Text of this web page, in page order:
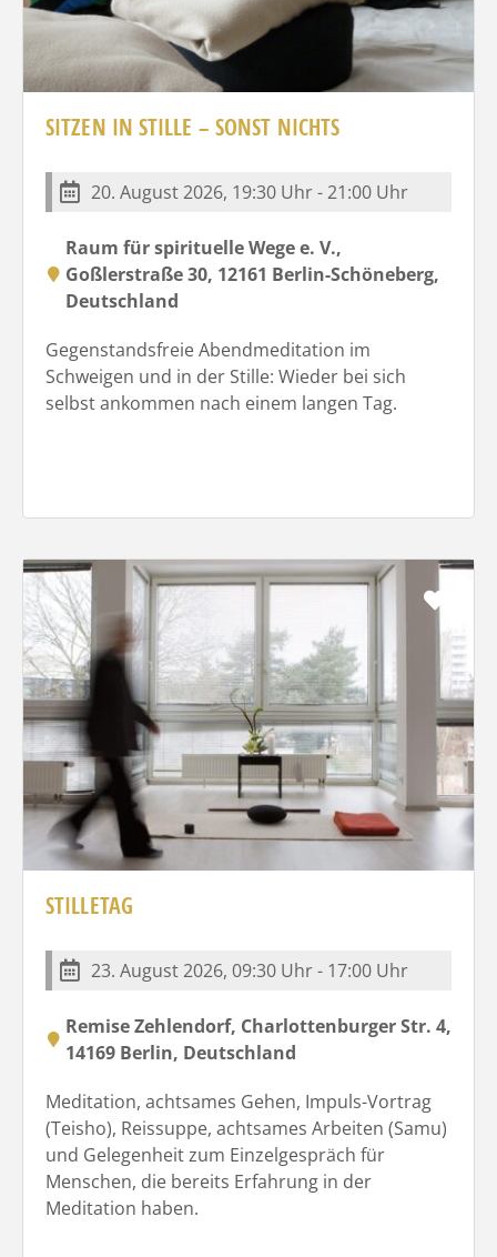
SITZEN IN STILLE – SONST NICHTS
20. August 2026, 19:30 Uhr - 21:00 Uhr
Raum für spirituelle Wege e. V.,
Goßlerstraße 30, 12161 Berlin-Schöneberg,
Deutschland
Gegenstandsfreie Abendmeditation im
Schweigen und in der Stille: Wieder bei sich
selbst ankommen nach einem langen Tag.
STILLETAG
23. August 2026, 09:30 Uhr - 17:00 Uhr
Remise Zehlendorf, Charlottenburger Str. 4,
14169 Berlin, Deutschland
Meditation, achtsames Gehen, Impuls-Vortrag
(Teisho), Reissuppe, achtsames Arbeiten (Samu)
und Gelegenheit zum Einzelgespräch für
Menschen, die bereits Erfahrung in der
Meditation haben.